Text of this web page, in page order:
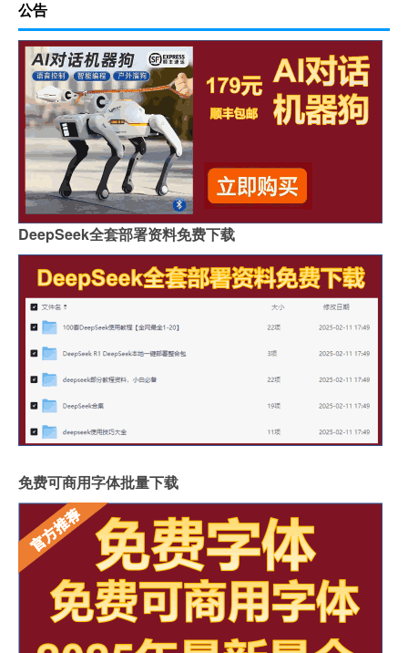
公告
DeepSeek全套部署资料免费下载
免费可商用字体批量下载